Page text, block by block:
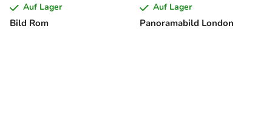
Bild Rom
Auf Lager
Panoramabild London
Auf Lager